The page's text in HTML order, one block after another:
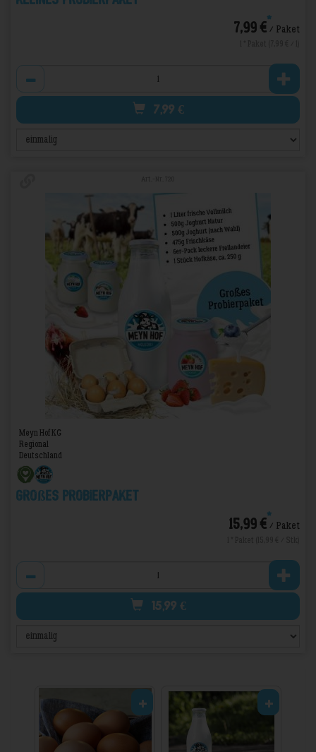
7,99 €*/ Paket
7,99 €
Meyn Hof KG
Regional
Deutschland
Großes Probierpaket
15,99 €*/ Paket
15,99 €